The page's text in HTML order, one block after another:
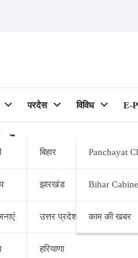
परदेस
बिहार
झारखंड
उत्तर प्रदेश
हरियाणा
विविध
Panchayat
Bihar
काम की खबर
E-